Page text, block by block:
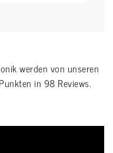
werden von unseren
Punkten in 98 Reviews.